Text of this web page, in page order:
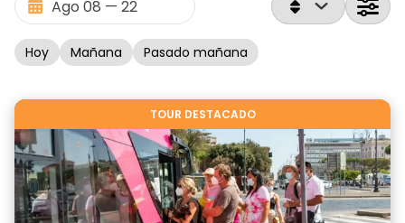
Hoy Mañana Pasado mañana
TOUR DESTACADO